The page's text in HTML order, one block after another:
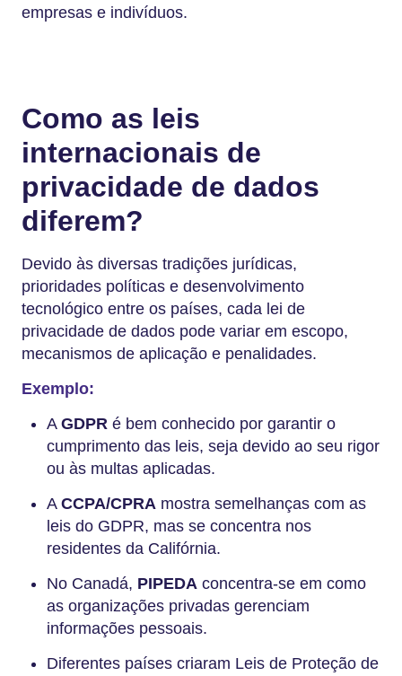
empresas e indivíduos.
Como as leis
internacionais de
privacidade de dados
diferem?
Devido às diversas tradições jurídicas,
prioridades políticas e desenvolvimento
tecnológico entre os países, cada lei de
privacidade de dados pode variar em escopo,
mecanismos de aplicação e penalidades.
Exemplo:
A GDPR é bem conhecido por garantir o
cumprimento das leis, seja devido ao seu rigor
ou às multas aplicadas.
A CCPA/CPRA mostra semelhanças com as
leis do GDPR, mas se concentra nos
residentes da Califórnia.
No Canadá, PIPEDA concentra-se em como
as organizações privadas gerenciam
informações pessoais.
Diferentes países criaram Leis de Proteção de